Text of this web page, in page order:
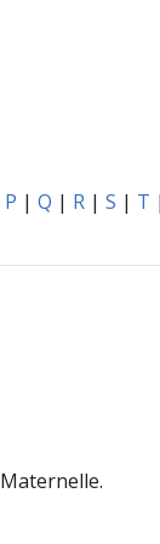
P | Q | R | S | T |
Maternelle.